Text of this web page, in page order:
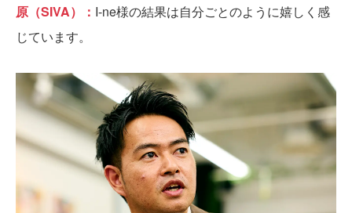
原（SIVA）： I-ne様の結果は自分ごとのように嬉しく感
じています。